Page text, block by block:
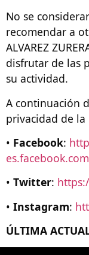
No se
recomendar a
ALVAREZ
disfrutar de las
su actividad.
A continuación
privacidad de la
• Facebook:
• Twitter:
• Instagram:
ÚLTIMA